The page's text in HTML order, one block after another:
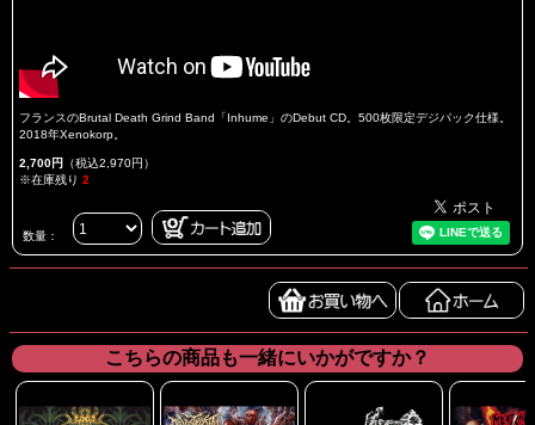
フランスのBrutal Death Grind Band「Inhume」のDebut CD。500枚限定デジパック仕様。
2018年Xenokorp。
2,700円 （税込2,970円）
※在庫残り 2
数量：
こちらの商品も一緒にいかがですか？